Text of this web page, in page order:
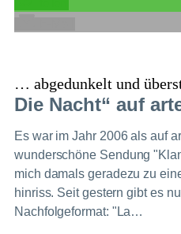
… abgedunkelt und
Die Nacht“ auf
Es war im Jahr 2006 als auf
wunderschöne Sendung
mich damals geradezu zu
hinriss. Seit gestern gibt es
Nachfolgeformat: "La…